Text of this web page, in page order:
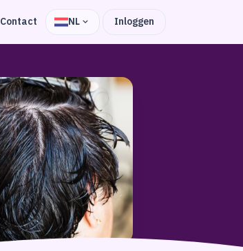
Contact NL Inloggen